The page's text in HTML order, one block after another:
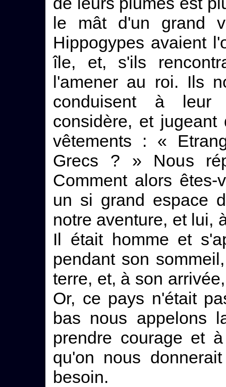
le mât d'un grand
Hippogypes avaient
île, et, s'ils
l'amener au roi. Ils
conduisent à leur
considère, et
vêtements : «
Grecs ? » Nous
Comment alors
un si grand espace
notre aventure, et lui,
Il était homme et
pendant son
terre, et, à son
Or, ce pays n'était
bas nous appelons
prendre courage et
qu'on nous
besoin.